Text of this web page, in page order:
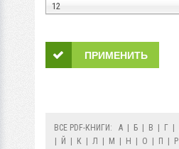
12
ВСЕ PDF-КНИГИ: А Б В Г
Й К Л М Н О П Р